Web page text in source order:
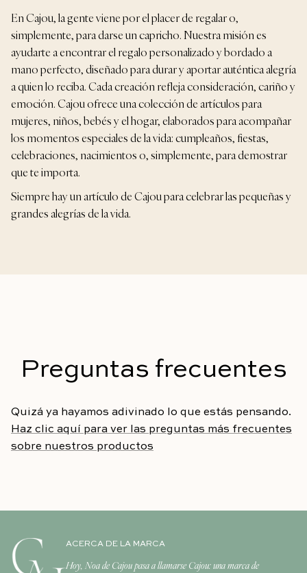
En Cajou, la gente viene por el placer de regalar o,
simplemente, para darse un capricho. Nuestra misión es
ayudarte a encontrar el regalo personalizado y bordado a
mano perfecto, diseñado para durar y aportar auténtica alegría
a quien lo reciba. Cada creación refleja consideración, cariño y
emoción. Cajou ofrece una colección de artículos para
mujeres, niños, bebés y el hogar, elaborados para acompañar
los momentos especiales de la vida: cumpleaños, fiestas,
celebraciones, nacimientos o, simplemente, para demostrar
que te importa.
Siempre hay un artículo de Cajou para celebrar las pequeñas y
grandes alegrías de la vida.
Preguntas frecuentes
Quizá ya hayamos adivinado lo que estás pensando.
Haz clic aquí para ver las preguntas más frecuentes
sobre nuestros productos
ACERCA DE LA MARCA
Hoy, Noa de Cajou pasa a llamarse Cajou: una marca de